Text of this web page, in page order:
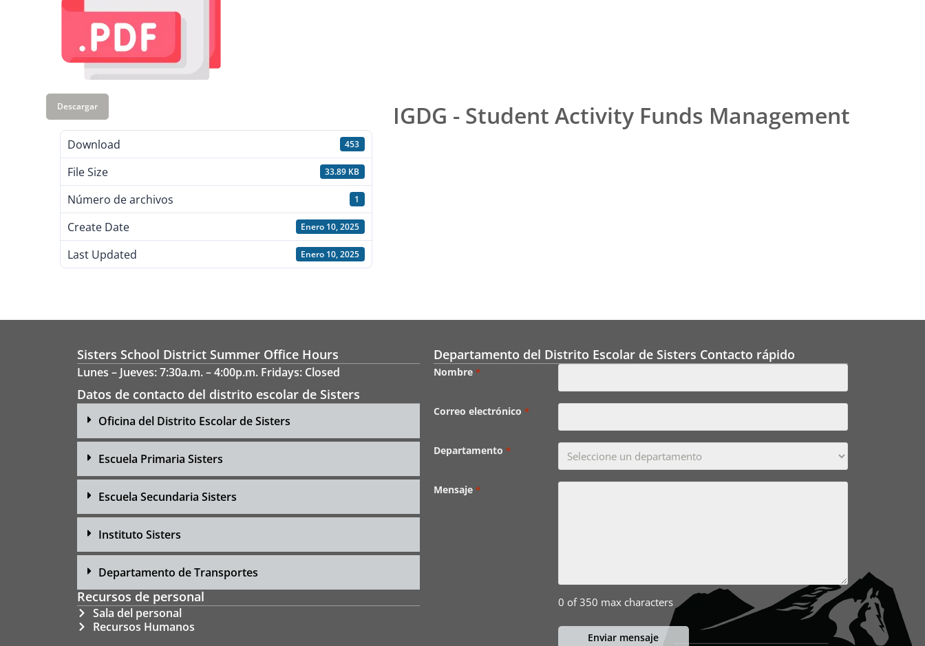
Descargar
Download 453
File Size 33.89 KB
Número de archivos 1
Create Date Enero 10, 2025
Last Updated Enero 10, 2025
IGDG - Student Activity Funds Management
Sisters School District Summer Office Hours
Lunes – Jueves: 7:30a.m. – 4:00p.m. Fridays: Closed
Datos de contacto del distrito escolar de Sisters
Oficina del Distrito Escolar de Sisters
Escuela Primaria Sisters
Escuela Secundaria Sisters
Instituto Sisters
Departamento de Transportes
Recursos de personal
Sala del personal
Recursos Humanos
Departamento del Distrito Escolar de Sisters Contacto rápido
Nombre *
Correo electrónico *
Departamento *
Mensaje *
0 of 350 max characters